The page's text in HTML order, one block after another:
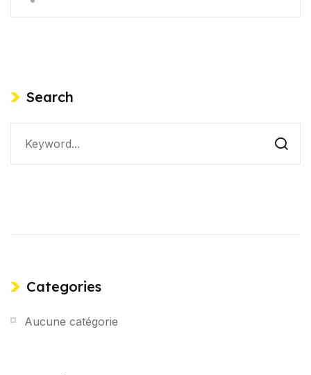
Search
Categories
Aucune catégorie